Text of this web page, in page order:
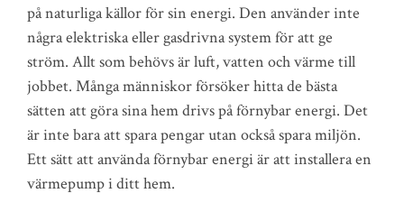
på naturliga källor för sin energi. Den använder inte
några elektriska eller gasdrivna system för att ge
ström. Allt som behövs är luft, vatten och värme till
jobbet. Många människor försöker hitta de bästa
sätten att göra sina hem drivs på förnybar energi. Det
är inte bara att spara pengar utan också spara miljön.
Ett sätt att använda förnybar energi är att installera en
värmepump i ditt hem.